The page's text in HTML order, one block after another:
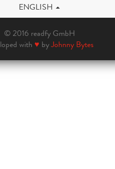
ENGLISH
© 2016 readfy GmbH
with ♥ byJohnny Bytes